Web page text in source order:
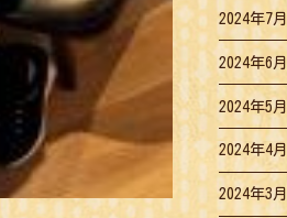
2024年7月
2024年6月
2024年5月
2024年4月
2024年3月